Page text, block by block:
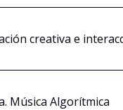
creativa e
Música Algorítmica